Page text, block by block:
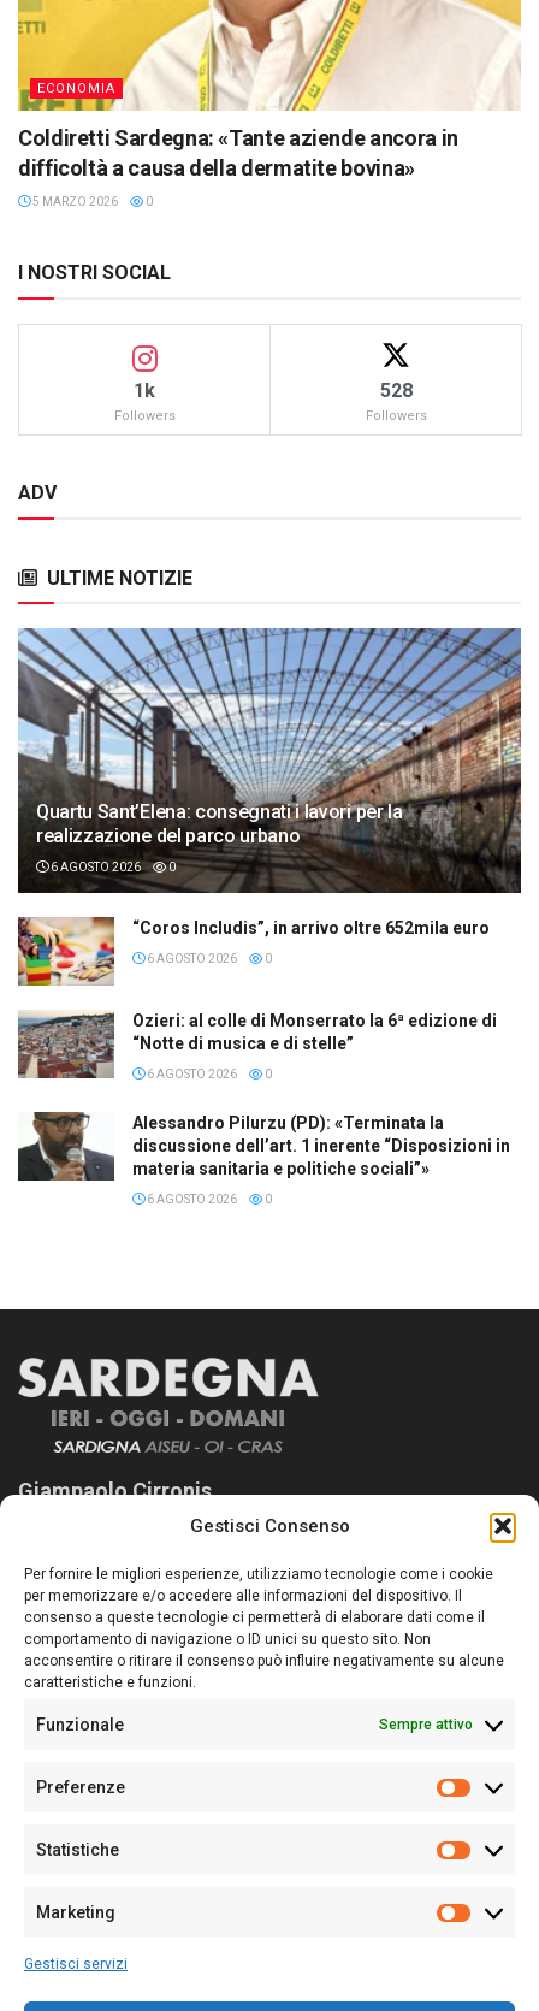
Gestisci Consenso
Per fornire le migliori esperienze, utilizziamo tecnologie come i cookie
per memorizzare e/o accedere alle informazioni del dispositivo. Il
consenso a queste tecnologie ci permetterà di elaborare dati come il
comportamento di navigazione o ID unici su questo sito. Non
acconsentire o ritirare il consenso può influire negativamente su alcune
caratteristiche e funzioni.
Funzionale Sempre attivo
Preferenze
Statistiche
Marketing
Gestisci servizi
ECONOMIA
Coldiretti Sardegna: «Tante aziende ancora in
difficoltà a causa della dermatite bovina»
5 MARZO 2026 0
I NOSTRI SOCIAL
1k
Followers
528
Followers
ADV
ULTIME NOTIZIE
Quartu Sant’Elena: consegnati i lavori per la
realizzazione del parco urbano
6 AGOSTO 2026 0
“Coros Includis”, in arrivo oltre 652mila euro
6 AGOSTO 2026 0
Ozieri: al colle di Monserrato la 6ª edizione di
“Notte di musica e di stelle”
6 AGOSTO 2026 0
Alessandro Pilurzu (PD): «Terminata la
discussione dell’art. 1 inerente “Disposizioni in
materia sanitaria e politiche sociali”»
6 AGOSTO 2026 0
Giampaolo Cirronis
Sardegna Ieri-Oggi-Domani nasce per informare “liberamente” i
lettori su quanto accade in Sardegna, con un occhio rivolto al
nostro passato e, soprattutto, al nostro futuro
Follow Us
Sede:Via Cristoforo Colombo 09013 Carbonia
Partita IVA02270380922
128/2020 del 10/02/2020
Per la Pubblicità: